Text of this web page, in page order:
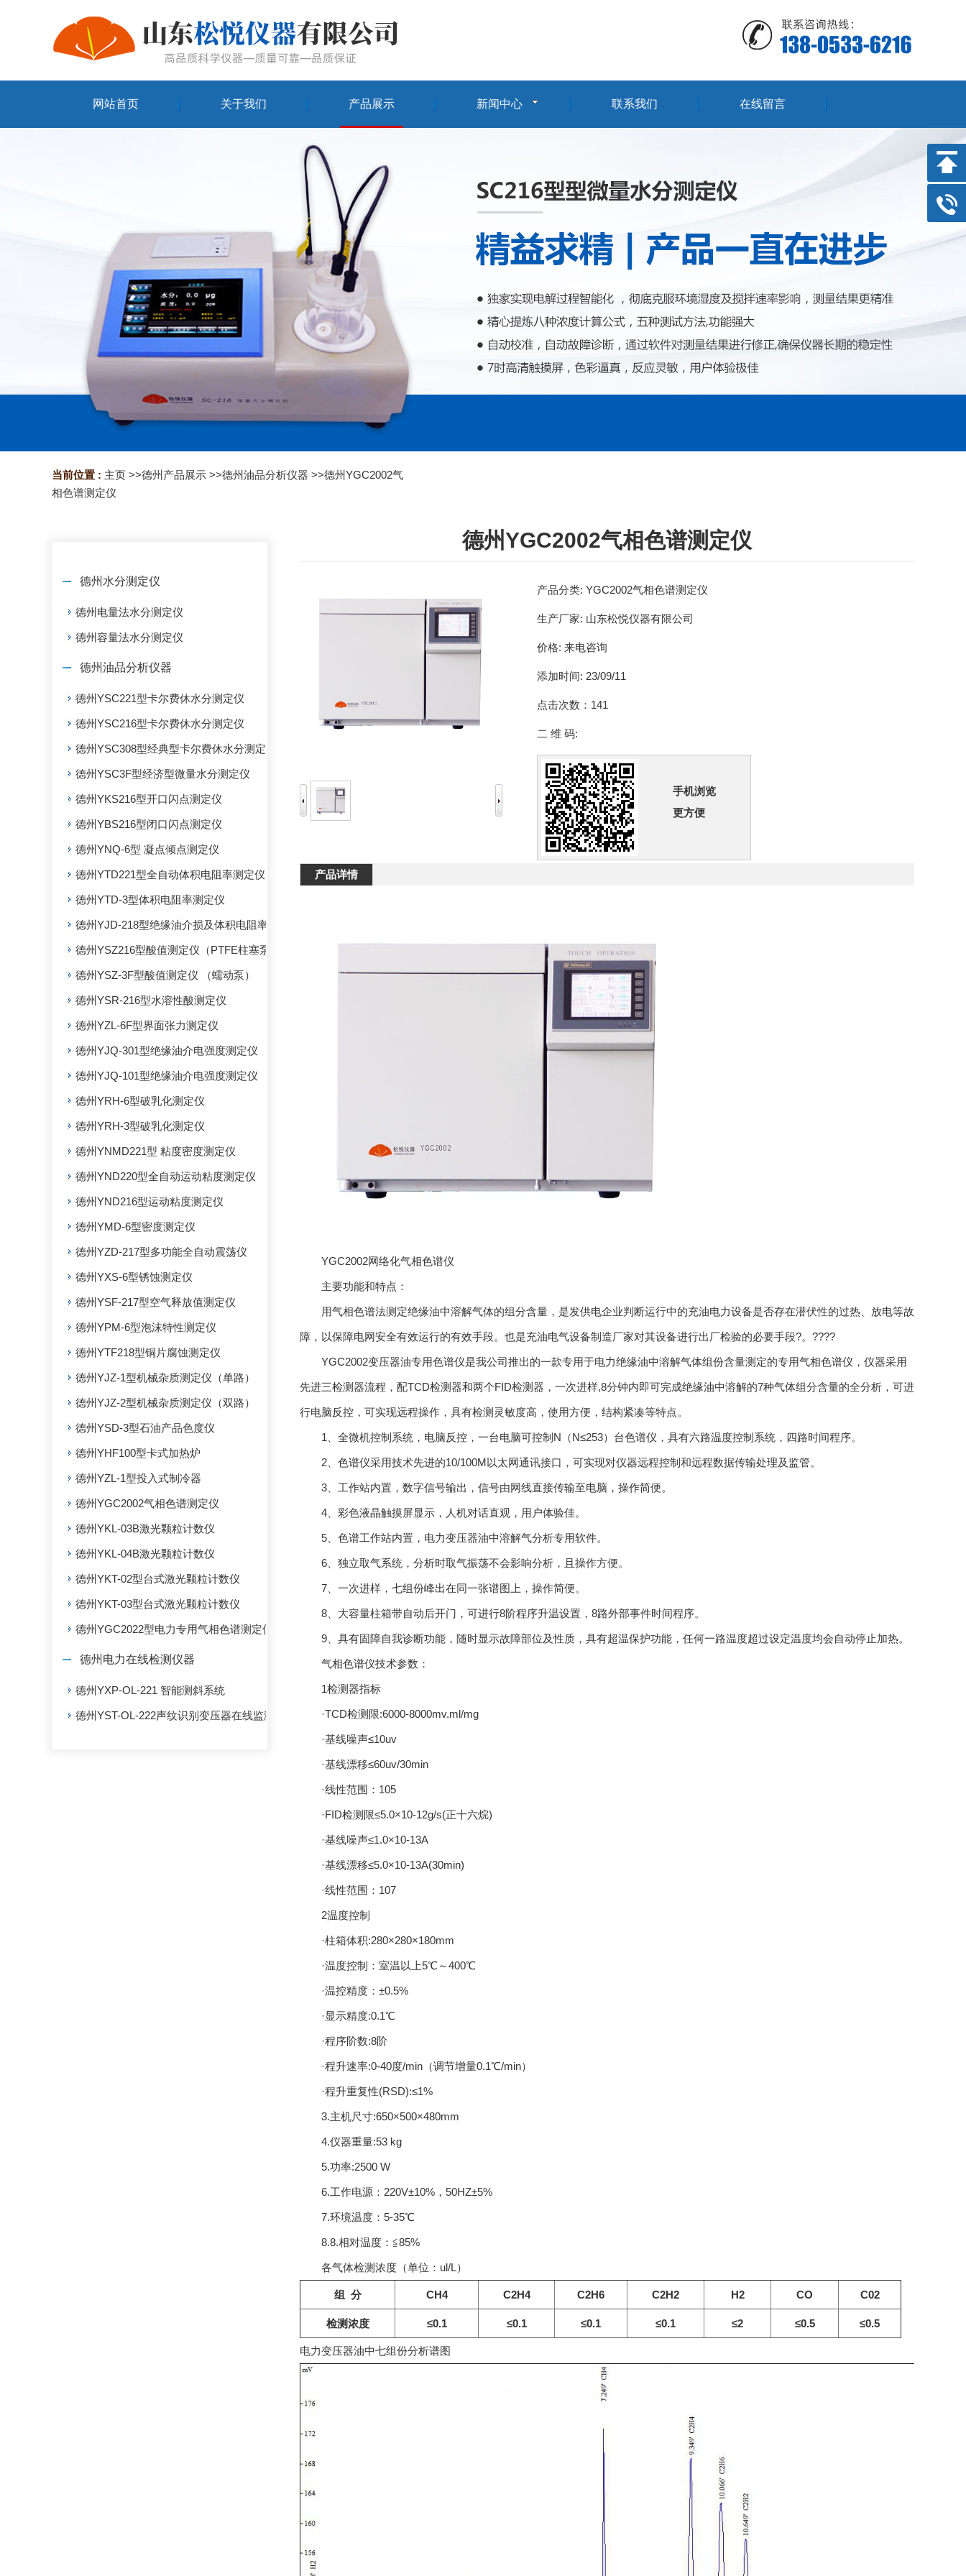
网站首页 关于我们 产品展示 新闻中心 联系我们 在线留言
当前位置 : 主页 >>德州产品展示 >>德州油品分析仪器 >>德州YGC2002气
相色谱测定仪
德州水分测定仪
德州电量法水分测定仪
德州容量法水分测定仪
德州油品分析仪器
德州YSC221型卡尔费休水分测定仪
德州YSC216型卡尔费休水分测定仪
德州YSC308型经典型卡尔费休水分测定仪
德州YSC3F型经济型微量水分测定仪
德州YKS216型开口闪点测定仪
德州YBS216型闭口闪点测定仪
德州YNQ-6型 凝点倾点测定仪
德州YTD221型全自动体积电阻率测定仪
德州YTD-3型体积电阻率测定仪
德州YJD-218型绝缘油介损及体积电阻率测定仪
德州YSZ216型酸值测定仪（PTFE柱塞泵）
德州YSZ-3F型酸值测定仪 （蠕动泵）
德州YSR-216型水溶性酸测定仪
德州YZL-6F型界面张力测定仪
德州YJQ-301型绝缘油介电强度测定仪
德州YJQ-101型绝缘油介电强度测定仪
德州YRH-6型破乳化测定仪
德州YRH-3型破乳化测定仪
德州YNMD221型 粘度密度测定仪
德州YND220型全自动运动粘度测定仪
德州YND216型运动粘度测定仪
德州YMD-6型密度测定仪
德州YZD-217型多功能全自动震荡仪
德州YXS-6型锈蚀测定仪
德州YSF-217型空气释放值测定仪
德州YPM-6型泡沫特性测定仪
德州YTF218型铜片腐蚀测定仪
德州YJZ-1型机械杂质测定仪（单路）
德州YJZ-2型机械杂质测定仪（双路）
德州YSD-3型石油产品色度仪
德州YHF100型卡式加热炉
德州YZL-1型投入式制冷器
德州YGC2002气相色谱测定仪
德州YKL-03B激光颗粒计数仪
德州YKL-04B激光颗粒计数仪
德州YKT-02型台式激光颗粒计数仪
德州YKT-03型台式激光颗粒计数仪
德州YGC2022型电力专用气相色谱测定仪
德州电力在线检测仪器
德州YXP-OL-221 智能测斜系统
德州YST-OL-222声纹识别变压器在线监测系统
德州YGC2002气相色谱测定仪
产品分类: YGC2002气相色谱测定仪
生产厂家: 山东松悦仪器有限公司
价格: 来电咨询
添加时间: 23/09/11
点击次数： 141
二 维 码:
手机浏览
更方便
产品详情
YGC2002网络化气相色谱仪
主要功能和特点：
用气相色谱法测定绝缘油中溶解气体的组分含量，是发供电企业判断运行中的充油电力设备是否存在潜伏性的过热、放电等故
障，以保障电网安全有效运行的有效手段。也是充油电气设备制造厂家对其设备进行出厂检验的必要手段?。????
YGC2002变压器油专用色谱仪是我公司推出的一款专用于电力绝缘油中溶解气体组份含量测定的专用气相色谱仪，仪器采用
先进三检测器流程，配TCD检测器和两个FID检测器，一次进样,8分钟内即可完成绝缘油中溶解的7种气体组分含量的全分析，可进
行电脑反控，可实现远程操作，具有检测灵敏度高，使用方便，结构紧凑等特点。
1、全微机控制系统，电脑反控，一台电脑可控制N（N≤253）台色谱仪，具有六路温度控制系统，四路时间程序。
2、色谱仪采用技术先进的10/100M以太网通讯接口，可实现对仪器远程控制和远程数据传输处理及监管。
3、工作站内置，数字信号输出，信号由网线直接传输至电脑，操作简便。
4、彩色液晶触摸屏显示，人机对话直观，用户体验佳。
5、色谱工作站内置，电力变压器油中溶解气分析专用软件。
6、独立取气系统，分析时取气振荡不会影响分析，且操作方便。
7、一次进样，七组份峰出在同一张谱图上，操作简便。
8、大容量柱箱带自动后开门，可进行8阶程序升温设置，8路外部事件时间程序。
9、具有固障自我诊断功能，随时显示故障部位及性质，具有超温保护功能，任何一路温度超过设定温度均会自动停止加热。
气相色谱仪技术参数：
1检测器指标
·TCD检测限:6000-8000mv.ml/mg
·基线噪声≤10uv
·基线漂移≤60uv/30min
·线性范围：105
·FID检测限≤5.0×10-12g/s(正十六烷)
·基线噪声≤1.0×10-13A
·基线漂移≤5.0×10-13A(30min)
·线性范围：107
2温度控制
·柱箱体积:280×280×180mm
·温度控制：室温以上5℃～400℃
·温控精度：±0.5%
·显示精度:0.1℃
·程序阶数:8阶
·程升速率:0-40度/min（调节增量0.1℃/min）
·程升重复性(RSD):≤1%
3.主机尺寸:650×500×480mm
4.仪器重量:53 kg
5.功率:2500 W
6.工作电源：220V±10%，50HZ±5%
7.环境温度：5-35℃
8.8.相对温度：≦85%
各气体检测浓度（单位：ul/L）
组 分 CH4 C2H4 C2H6 C2H2 H2 CO C02
检测浓度 ≤0.1 ≤0.1 ≤0.1 ≤0.1 ≤2 ≤0.5 ≤0.5
电力变压器油中七组份分析谱图